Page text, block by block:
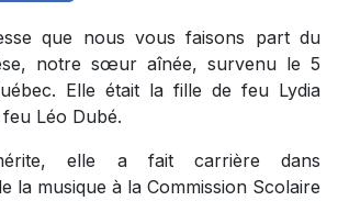
que nous vous faisons part du
notre sœur aînée, survenu le 5
Elle était la fille de feu Lydia
Léo Dubé.
elle a fait carrière dans
la musique à la Commission Scolaire